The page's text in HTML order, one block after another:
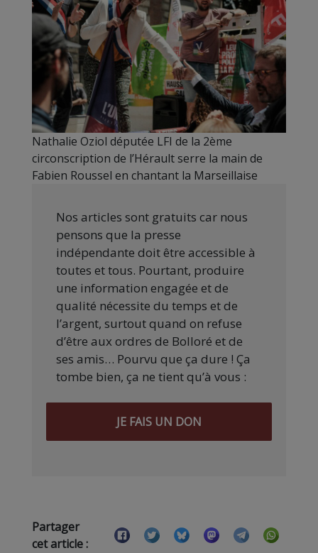
Nathalie Oziol députée LFI de la 2ème
circonscription de l’Hérault serre la main de
Fabien Roussel en chantant la Marseillaise
Nos articles sont gratuits car nous
pensons que la presse
indépendante doit être accessible à
toutes et tous. Pourtant, produire
une information engagée et de
qualité nécessite du temps et de
l’argent, surtout quand on refuse
d’être aux ordres de Bolloré et de
ses amis… Pourvu que ça dure ! Ça
tombe bien, ça ne tient qu’à vous :
JE FAIS UN DON
Partager
cet article :